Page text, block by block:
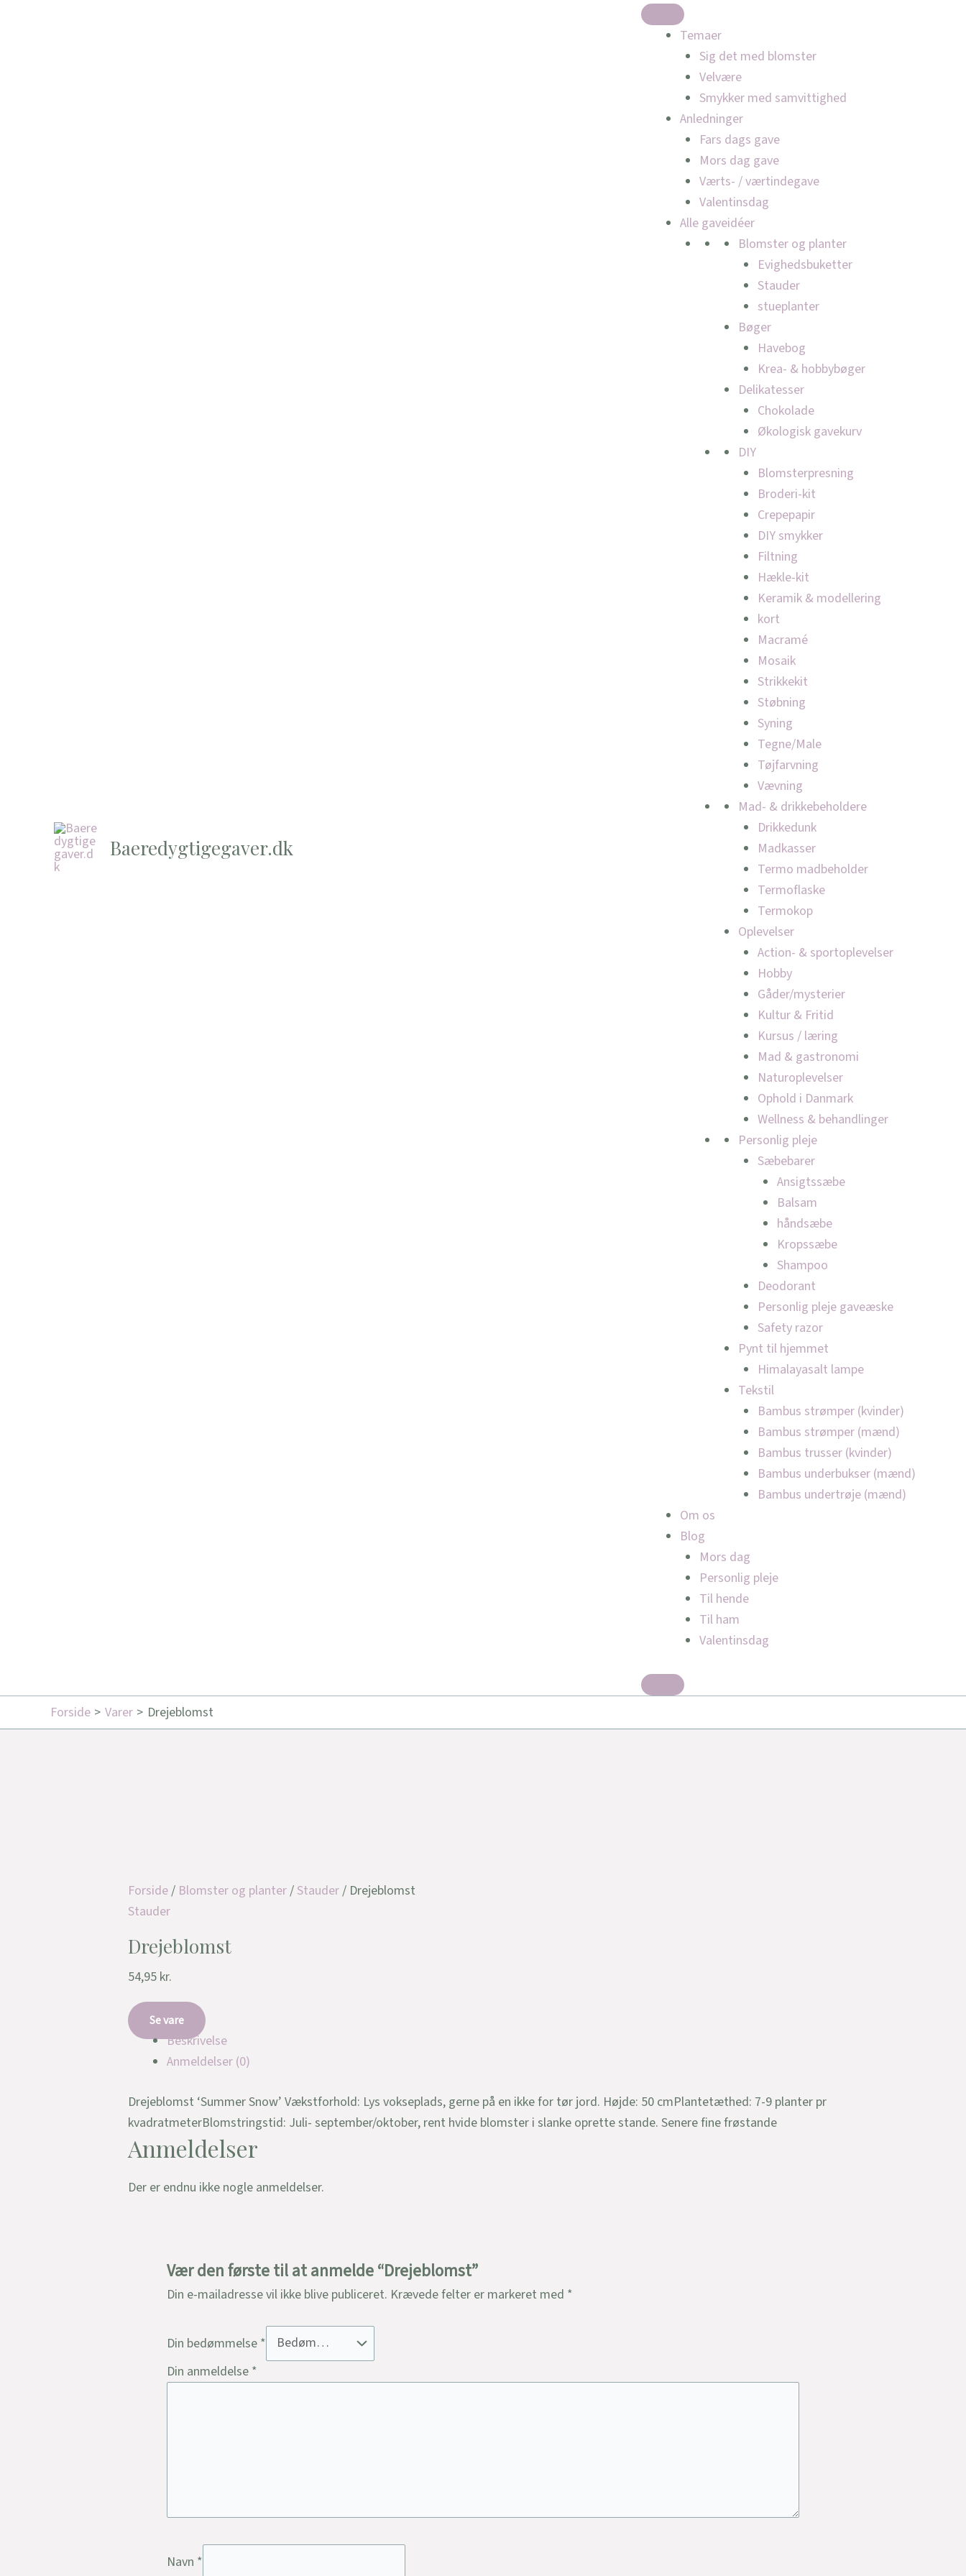
Baeredygtigegaver.dk
Temaer
Sig det med blomster
Velvære
Smykker med samvittighed
Anledninger
Fars dags gave
Mors dag gave
Værts- / værtindegave
Valentinsdag
Alle gaveidéer
Blomster og planter
Evighedsbuketter
Stauder
stueplanter
Bøger
Havebog
Krea- & hobbybøger
Delikatesser
Chokolade
Økologisk gavekurv
DIY
Blomsterpresning
Broderi-kit
Crepepapir
DIY smykker
Filtning
Hækle-kit
Keramik & modellering
kort
Macramé
Mosaik
Strikkekit
Støbning
Syning
Tegne/Male
Tøjfarvning
Vævning
Mad- & drikkebeholdere
Drikkedunk
Madkasser
Termo madbeholder
Termoflaske
Termokop
Oplevelser
Action- & sportoplevelser
Hobby
Gåder/mysterier
Kultur & Fritid
Kursus / læring
Mad & gastronomi
Naturoplevelser
Ophold i Danmark
Wellness & behandlinger
Personlig pleje
Sæbebarer
Ansigtssæbe
Balsam
håndsæbe
Kropssæbe
Shampoo
Deodorant
Personlig pleje gaveæske
Safety razor
Pynt til hjemmet
Himalayasalt lampe
Tekstil
Bambus strømper (kvinder)
Bambus strømper (mænd)
Bambus trusser (kvinder)
Bambus underbukser (mænd)
Bambus undertrøje (mænd)
Om os
Blog
Mors dag
Personlig pleje
Til hende
Til ham
Valentinsdag
Forside Varer Drejeblomst
Forside/ Blomster og planter/ Stauder/ Drejeblomst
Stauder
Drejeblomst
54,95 kr.
Se vare
Beskrivelse
Anmeldelser (0)
Drejeblomst ‘Summer Snow’ Vækstforhold: Lys vokseplads, gerne på en ikke for tør jord. Højde: 50 cmPlantetæthed: 7-9 planter pr
kvadratmeterBlomstringstid: Juli- september/oktober, rent hvide blomster i slanke oprette stande. Senere fine frøstande
Anmeldelser
Der er endnu ikke nogle anmeldelser.
Vær den første til at anmelde “Drejeblomst”
Din e-mailadresse vil ikke blive publiceret. Krævede felter er markeret med *
Din bedømmelse *
Din anmeldelse *
Navn *